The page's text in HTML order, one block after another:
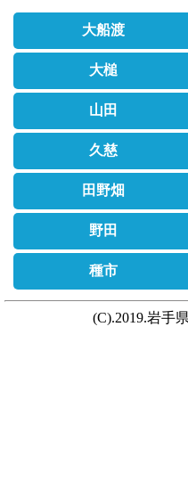
大船渡
大槌
山田
久慈
田野畑
野田
種市
(C).2019.岩手